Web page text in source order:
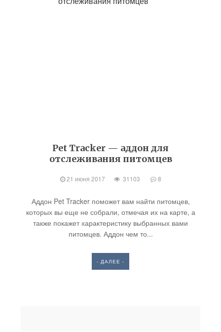
Pet Tracker — аддон для
отслеживания питомцев
21 июня 2017 31103 8
Аддон Pet Tracker поможет вам найти питомцев,
которых вы еще не собрали, отмечая их на карте, а
также покажет характеристику выбранных вами
питомцев. Аддон чем то...
- ДАЛЕЕ -